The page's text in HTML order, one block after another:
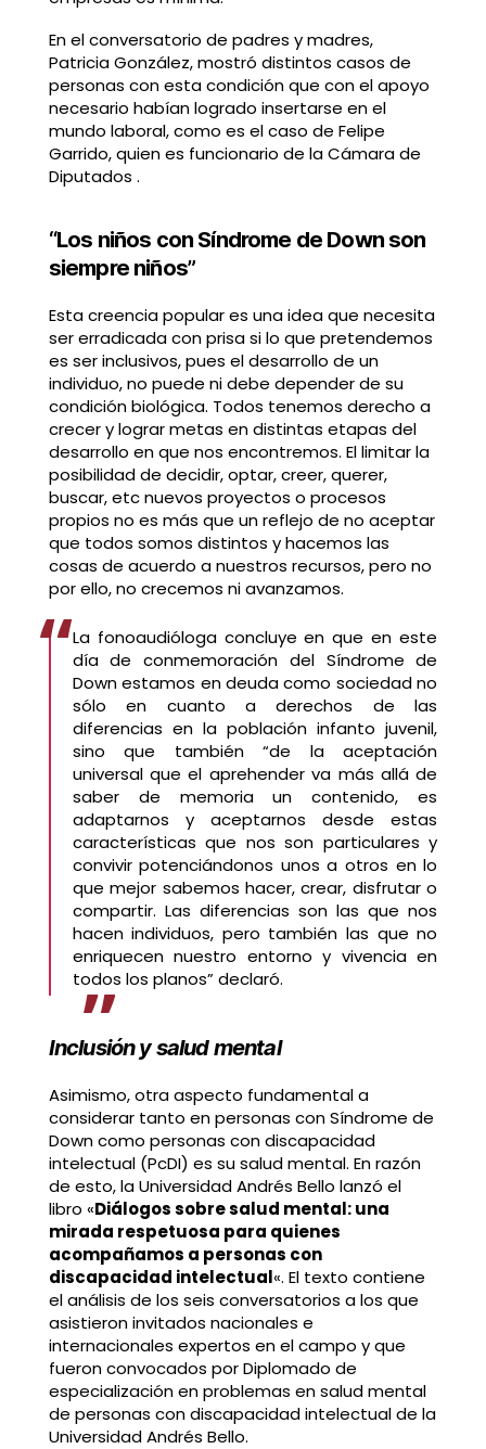
En el conversatorio de padres y madres,
Patricia González, mostró distintos casos de
personas con esta condición que con el apoyo
necesario habían logrado insertarse en el
mundo laboral, como es el caso de Felipe
Garrido, quien es funcionario de la Cámara de
Diputados .
“Los niños con Síndrome de Down son
siempre niños”
Esta creencia popular es una idea que necesita
ser erradicada con prisa si lo que pretendemos
es ser inclusivos, pues el desarrollo de un
individuo, no puede ni debe depender de su
condición biológica. Todos tenemos derecho a
crecer y lograr metas en distintas etapas del
desarrollo en que nos encontremos. El limitar la
posibilidad de decidir, optar, creer, querer,
buscar, etc nuevos proyectos o procesos
propios no es más que un reflejo de no aceptar
que todos somos distintos y hacemos las
cosas de acuerdo a nuestros recursos, pero no
por ello, no crecemos ni avanzamos.
La fonoaudióloga concluye en que en este
día de conmemoración del Síndrome de
Down estamos en deuda como sociedad no
sólo en cuanto a derechos de las
diferencias en la población infanto juvenil,
sino que también “de la aceptación
universal que el aprehender va más allá de
saber de memoria un contenido, es
adaptarnos y aceptarnos desde estas
características que nos son particulares y
convivir potenciándonos unos a otros en lo
que mejor sabemos hacer, crear, disfrutar o
compartir. Las diferencias son las que nos
hacen individuos, pero también las que no
enriquecen nuestro entorno y vivencia en
todos los planos” declaró.
Inclusión y salud mental
Asimismo, otra aspecto fundamental a
considerar tanto en personas con Síndrome de
Down como personas con discapacidad
intelectual (PcDI) es su salud mental. En razón
de esto, la Universidad Andrés Bello lanzó el
libro «Diálogos sobre salud mental: una
mirada respetuosa para quienes
acompañamos a personas con
discapacidad intelectual«. El texto contiene
el análisis de los seis conversatorios a los que
asistieron invitados nacionales e
internacionales expertos en el campo y que
fueron convocados por Diplomado de
especialización en problemas en salud mental
de personas con discapacidad intelectual de la
Universidad Andrés Bello.